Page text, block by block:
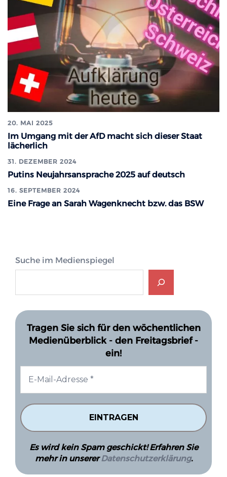
20. MAI 2025
Im Umgang mit der AfD macht sich dieser Staat
lächerlich
31. DEZEMBER 2024
Putins Neujahrsansprache 2025 auf deutsch
16. SEPTEMBER 2024
Eine Frage an Sarah Wagenknecht bzw. das BSW
Suche im Medienspiegel
Tragen Sie sich für den wöchentlichen
Medienüberblick - den Freitagsbrief -
ein!
Es wird kein Spam geschickt! Erfahren Sie
mehr in unsererDatenschutzerklärung.